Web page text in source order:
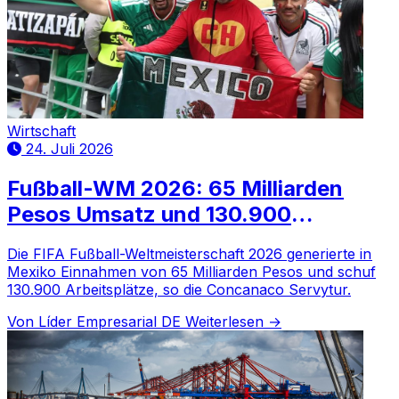
Wirtschaft
24. Juli 2026
Fußball-WM 2026: 65 Milliarden
Pesos Umsatz und 130.900
Die FIFA Fußball-Weltmeisterschaft 2026 generierte in
Mexiko Einnahmen von 65 Milliarden Pesos und schuf
130.900 Arbeitsplätze, so die Concanaco Servytur.
Von Líder Empresarial DE Weiterlesen →